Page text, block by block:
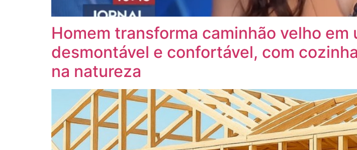
Homem transforma caminhão velho
desmontável e confortável, com
na natureza